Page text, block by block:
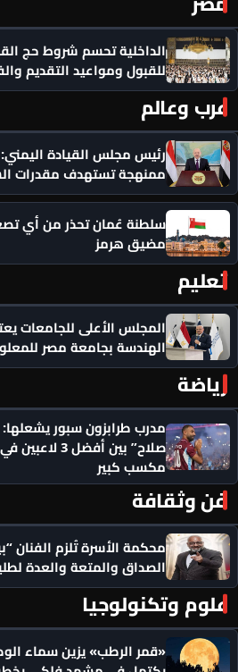
للقبول ومواعيد التقديم
عرب وعالم
رئيس مجلس القيادة اليمني:
ممنهجة تستهدف مقدرات
سلطنة عُمان تحذر من أي
مضيق هرمز
تعليم
المجلس الأعلى للجامعات
الهندسة بجامعة مصر
رياضة
مدرب طرابزون سبور
صلاح” بين
مكسب كبير
فن وثقافة
محكمة الأسرة تُلزم الفنان
الصداق والمتعة والعدة
علوم وتكنولوجيا
«قمر الرطب» يزين سماء